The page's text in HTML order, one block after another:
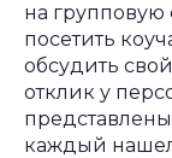
на
посетить
обсудить
отклик у
каждый нашел